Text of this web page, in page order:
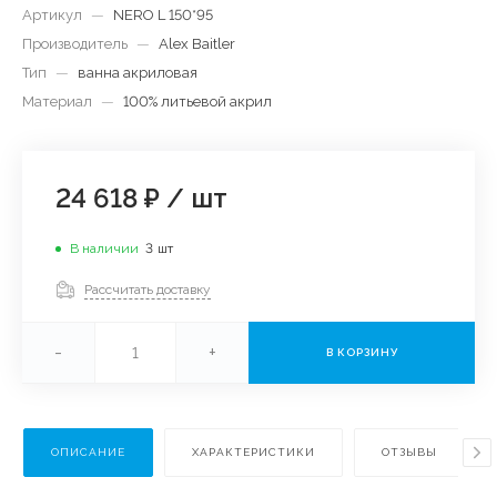
Артикул
—
NERO L 150*95
Производитель — Alex Baitler
Тип
—
ванна акриловая
Материал
— 100% литьевой акрил
24 618 ₽ / шт
В наличии 3 шт
Рассчитать доставку
- + В КОРЗИНУ
ОПИСАНИЕ ХАРАКТЕРИСТИКИ ОТЗЫВЫ